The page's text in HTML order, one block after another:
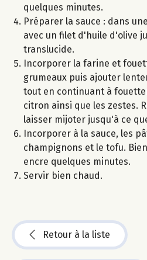
quelques minutes.
Préparer la sauce : dans
avec un filet d'huile d'olive
translucide.
Incorporer la farine et
grumeaux puis ajouter
tout en continuant à
citron ainsi que les zestes.
laisser mijoter jusqu'à ce
Incorporer à la sauce, les
champignons et le tofu.
encre quelques minutes.
Servir bien chaud.
Retour à la liste